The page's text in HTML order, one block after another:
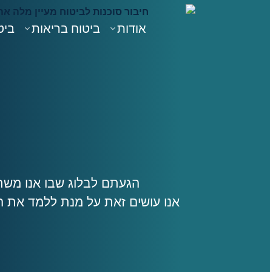
אודות ביטוח בריאות
הגעתם לבלוג שבו אנו
אנו עושים זאת על מנת ללמד את